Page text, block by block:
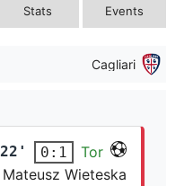
Stats Events
Cagliari
22' 0:1
Tor
Mateusz Wieteska